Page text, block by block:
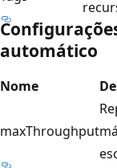
automático
Nome
maxThroughput